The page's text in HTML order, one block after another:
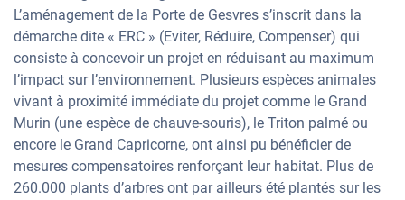
L’aménagement de la Porte de Gesvres s’inscrit dans la
démarche dite « ERC » (Eviter, Réduire, Compenser) qui
consiste à concevoir un projet en réduisant au maximum
l’impact sur l’environnement. Plusieurs espèces animales
vivant à proximité immédiate du projet comme le Grand
Murin (une espèce de chauve-souris), le Triton palmé ou
encore le Grand Capricorne, ont ainsi pu bénéficier de
mesures compensatoires renforçant leur habitat. Plus de
260.000 plants d’arbres ont par ailleurs été plantés sur les